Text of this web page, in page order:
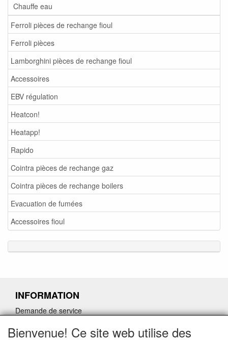
Chauffe eau
Ferroli pièces de rechange fioul
Ferroli pièces
Lamborghini pièces de rechange fioul
Accessoires
EBV régulation
Heatcon!
Heatapp!
Rapido
Cointra pièces de rechange gaz
Cointra pièces de rechange boilers
Evacuation de fumées
Accessoires fioul
INFORMATION
Demande de service
Demander un lien d'annulation
Bienvenue! Ce site web utilise des